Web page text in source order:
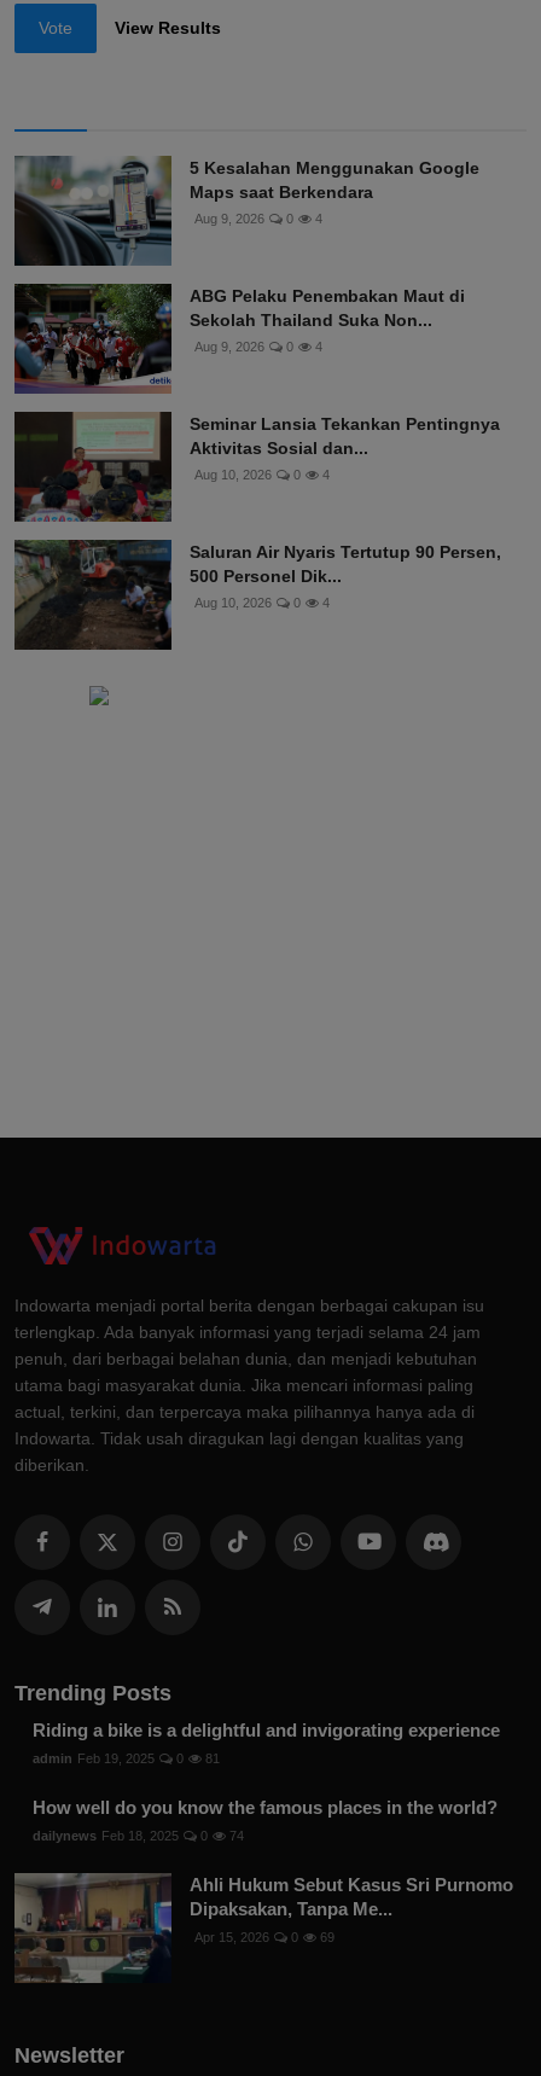
Vote View Results
5 Kesalahan Menggunakan Google
Maps saat Berkendara
Aug 9, 2026 0 4
ABG Pelaku Penembakan Maut di
Sekolah Thailand Suka Non...
Aug 9, 2026 0 4
Seminar Lansia Tekankan Pentingnya
Aktivitas Sosial dan...
Aug 10, 2026 0 4
Saluran Air Nyaris Tertutup 90 Persen,
500 Personel Dik...
Aug 10, 2026 0 4
Indowarta menjadi portal berita dengan berbagai cakupan isu
terlengkap. Ada banyak informasi yang terjadi selama 24 jam
penuh, dari berbagai belahan dunia, dan menjadi kebutuhan
utama bagi masyarakat dunia. Jika mencari informasi paling
actual, terkini, dan terpercaya maka pilihannya hanya ada di
Indowarta. Tidak usah diragukan lagi dengan kualitas yang
diberikan.
Trending Posts
Riding a bike is a delightful and invigorating experience
admin Feb 19, 2025 0 81
How well do you know the famous places in the world?
dailynews Feb 18, 2025 0 74
Ahli Hukum Sebut Kasus Sri Purnomo
Dipaksakan, Tanpa Me...
Apr 15, 2026 0 69
Newsletter